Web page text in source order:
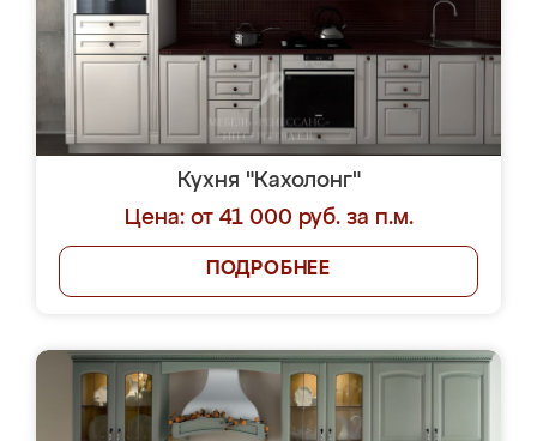
Кухня "Кахолонг"
Цена: от 41 000 руб. за п.м.
ПОДРОБНЕЕ